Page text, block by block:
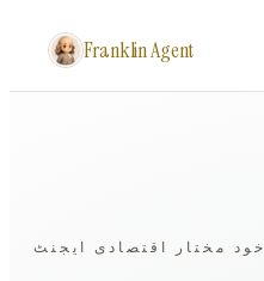
Franklin Agent
خود مختار اقتصادی ایجنٹ